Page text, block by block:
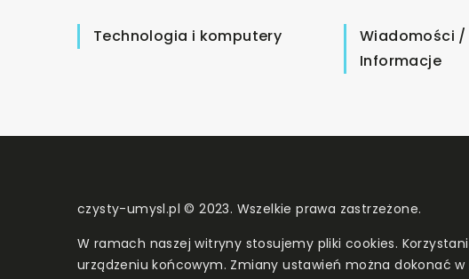
Technologia i komputery
Wiadomości
Informacje
czysty-umysl.pl © 2023. Wszelkie prawa zastrzeżone.
W ramach naszej witryny stosujemy pliki cookies.
urządzeniu końcowym. Zmiany ustawień można dokonać